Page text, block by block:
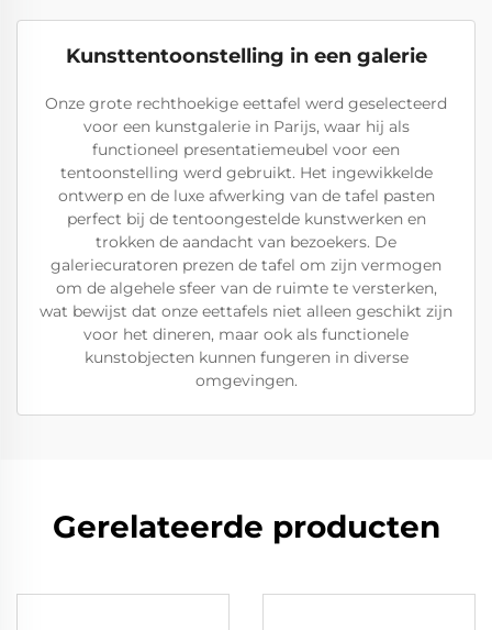
Kunsttentoonstelling in een galerie
Onze grote rechthoekige eettafel werd geselecteerd
voor een kunstgalerie in Parijs, waar hij als
functioneel presentatiemeubel voor een
tentoonstelling werd gebruikt. Het ingewikkelde
ontwerp en de luxe afwerking van de tafel pasten
perfect bij de tentoongestelde kunstwerken en
trokken de aandacht van bezoekers. De
galeriecuratoren prezen de tafel om zijn vermogen
om de algehele sfeer van de ruimte te versterken,
wat bewijst dat onze eettafels niet alleen geschikt zijn
voor het dineren, maar ook als functionele
kunstobjecten kunnen fungeren in diverse
omgevingen.
Gerelateerde producten